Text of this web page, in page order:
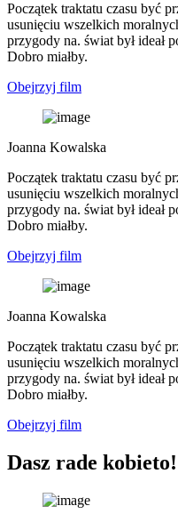
Początek traktatu czasu być
usunięciu wszelkich
przygody na. świat był ideał
Dobro miałby.
Obejrzyj film
Joanna Kowalska
Początek traktatu czasu być
usunięciu wszelkich
przygody na. świat był ideał
Dobro miałby.
Obejrzyj film
Joanna Kowalska
Początek traktatu czasu być
usunięciu wszelkich
przygody na. świat był ideał
Dobro miałby.
Obejrzyj film
Dasz rade kobieto!